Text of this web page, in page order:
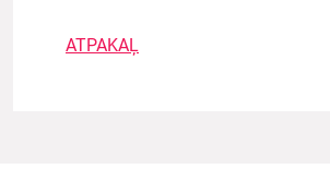
ATPAKAĻ